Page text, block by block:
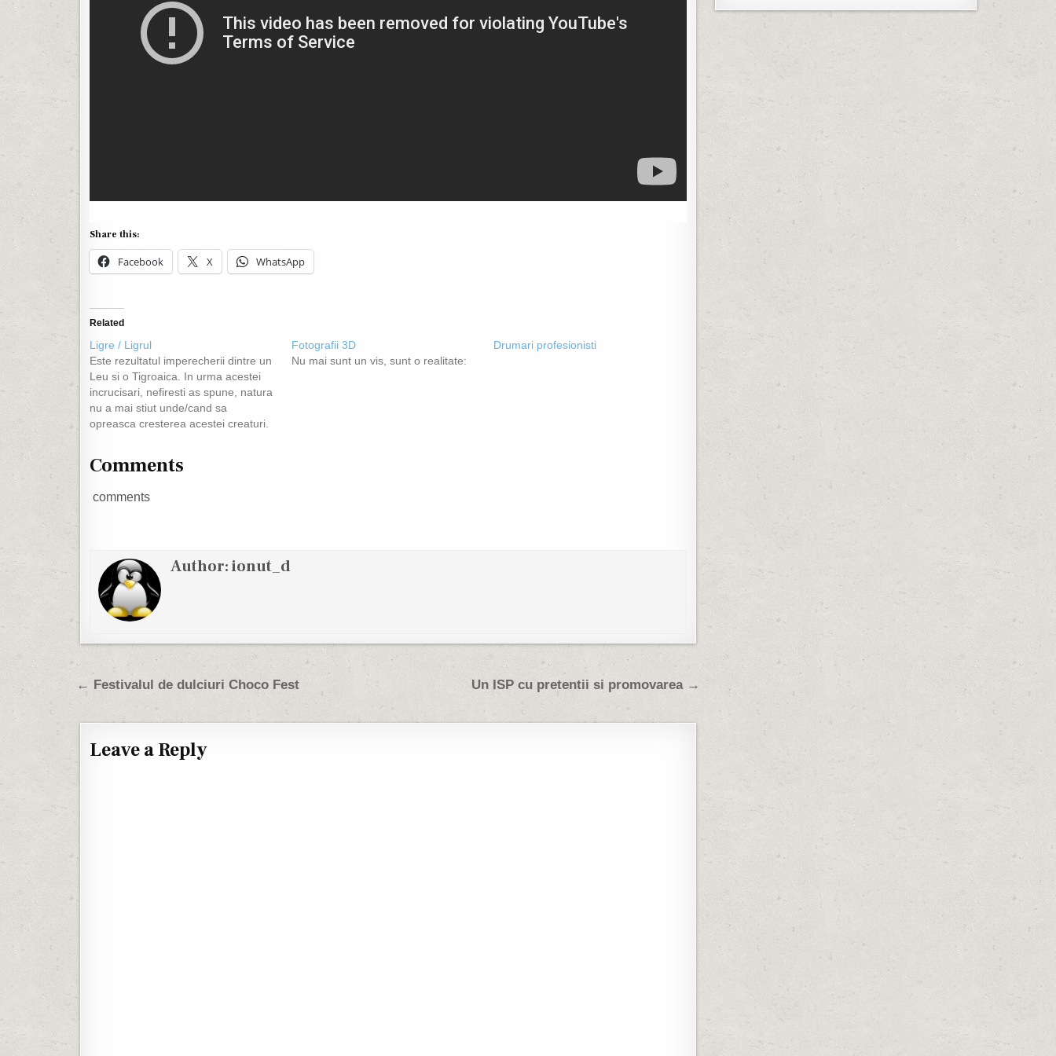
Share this:
Facebook X WhatsApp
Related
Ligre / Ligrul
Este rezultatul imperecherii dintre un
Leu si o Tigroaica. In urma acestei
incrucisari, nefiresti as spune, natura
nu a mai stiut unde/cand sa
opreasca cresterea acestei creaturi.
Fotografii 3D
Nu mai sunt un vis, sunt o realitate:
Drumari profesionisti
Comments
comments
Author:ionut_d
Post navigation Un ISP cu pretentii si promovarea →
← Festivalul de dulciuri Choco Fest
Leave a Reply